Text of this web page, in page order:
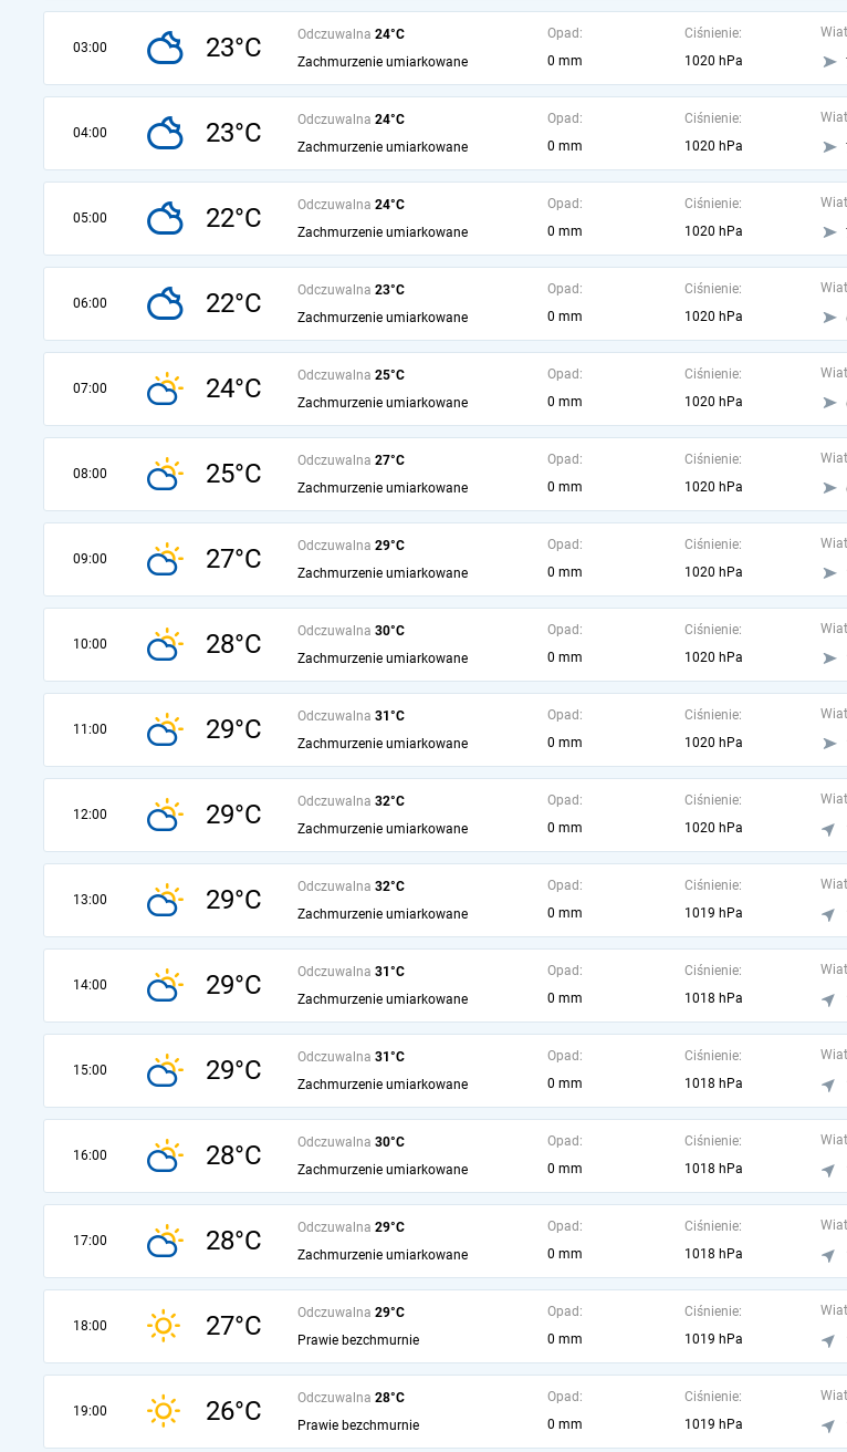
03:00 23°C Odczuwalna 24°C
Zachmurzenie umiarkowane
Opad:
0 mm
Ciśnienie:
1020 hPa
04:00 23°C Odczuwalna 24°C
Zachmurzenie umiarkowane
Opad:
0 mm
Ciśnienie:
1020 hPa
05:00 22°C Odczuwalna 24°C
Zachmurzenie umiarkowane
Opad:
0 mm
Ciśnienie:
1020 hPa
06:00 22°C Odczuwalna 23°C
Zachmurzenie umiarkowane
Opad:
0 mm
Ciśnienie:
1020 hPa
07:00 24°C Odczuwalna 25°C
Zachmurzenie umiarkowane
Opad:
0 mm
Ciśnienie:
1020 hPa
08:00 25°C Odczuwalna 27°C
Zachmurzenie umiarkowane
Opad:
0 mm
Ciśnienie:
1020 hPa
09:00 27°C Odczuwalna 29°C
Zachmurzenie umiarkowane
Opad:
0 mm
Ciśnienie:
1020 hPa
10:00 28°C Odczuwalna 30°C
Zachmurzenie umiarkowane
Opad:
0 mm
Ciśnienie:
1020 hPa
11:00 29°C Odczuwalna 31°C
Zachmurzenie umiarkowane
Opad:
0 mm
Ciśnienie:
1020 hPa
12:00 29°C Odczuwalna 32°C
Zachmurzenie umiarkowane
Opad:
0 mm
Ciśnienie:
1020 hPa
13:00 29°C Odczuwalna 32°C
Zachmurzenie umiarkowane
Opad:
0 mm
Ciśnienie:
1019 hPa
14:00 29°C Odczuwalna 31°C
Zachmurzenie umiarkowane
Opad:
0 mm
Ciśnienie:
1018 hPa
15:00 29°C Odczuwalna 31°C
Zachmurzenie umiarkowane
Opad:
0 mm
Ciśnienie:
1018 hPa
16:00 28°C Odczuwalna 30°C
Zachmurzenie umiarkowane
Opad:
0 mm
Ciśnienie:
1018 hPa
17:00 28°C Odczuwalna 29°C
Zachmurzenie umiarkowane
Opad:
0 mm
Ciśnienie:
1018 hPa
18:00 27°C Odczuwalna 29°C
Prawie bezchmurnie
Opad:
0 mm
Ciśnienie:
1019 hPa
19:00 26°C Odczuwalna 28°C
Prawie bezchmurnie
Opad:
0 mm
Ciśnienie:
1019 hPa